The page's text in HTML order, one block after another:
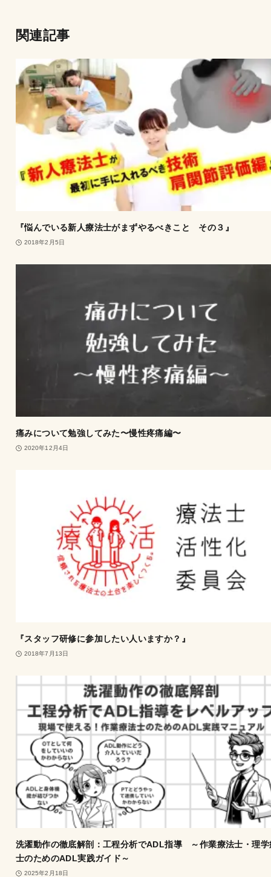
関連記事
『悩んでいる新人療法士がまずやるべきこと その３』
2018年2月5日
痛みについて勉強してみた〜慢性疼痛編〜
2020年12月4日
『スタッフ研修に参加したい人いますか？』
2018年7月13日
洗濯動作の徹底解剖：工程分析でADL指導 ～作業療法士・理学
士のためのADL実践ガイド～
2025年2月18日